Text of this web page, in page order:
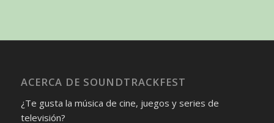
ACERCA DE SOUNDTRACKFEST
¿Te gusta la música de cine, juegos y series de
televisión?